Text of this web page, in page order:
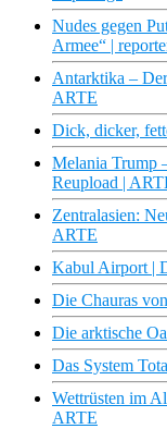
Nudes gegen
Armee“ |
Antarktika –
ARTE
Dick, dicker,
Melania Trump
Reupload |
Zentralasien:
ARTE
Kabul Airport |
Die Chauras
Die arktische
Das System
Wettrüsten im
ARTE